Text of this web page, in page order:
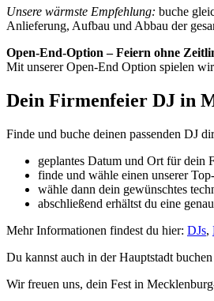
Unsere wärmste Empfehlung: buche
Anlieferung, Aufbau und Abbau der
Open-End-Option – Feiern ohne
Mit unserer Open-End Option spielen
Dein Firmenfeier DJ in
Finde und buche deinen passenden DJ
geplantes Datum und Ort für dein
finde und wähle einen unserer
wähle dann dein gewünschtes
abschließend erhältst du eine
Mehr Informationen findest du hier: DJs,
Du kannst auch in der Hauptstadt
Wir freuen uns, dein Fest in